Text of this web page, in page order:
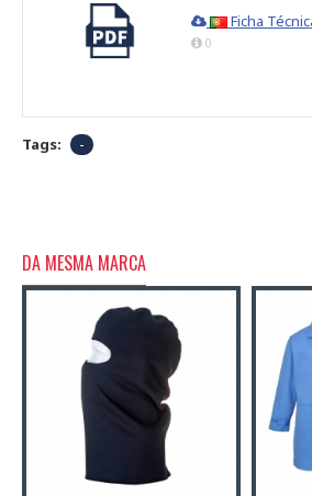
Ficha
0
Tags: -
DA MESMA MARCA